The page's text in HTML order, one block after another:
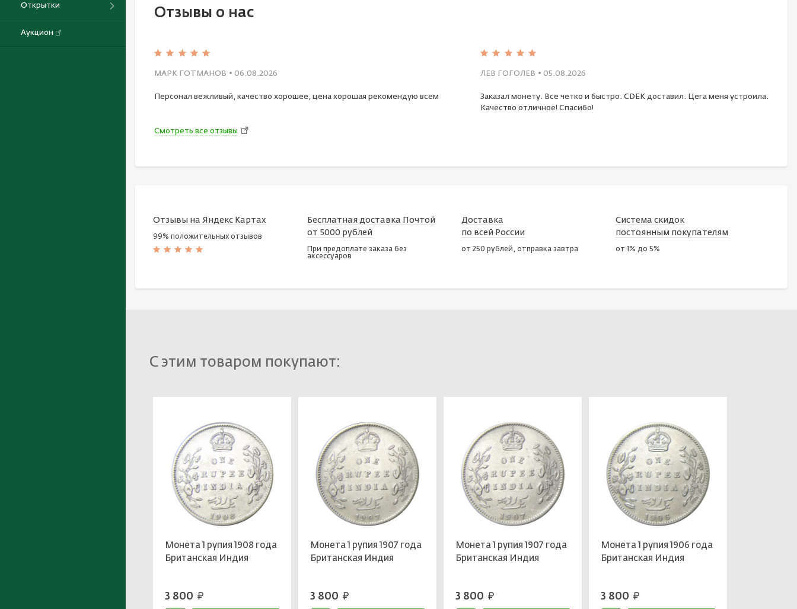
Открытки
Аукцион
Отзывы о нас
МАРК ГОТМАНОВ • 06.08.2026
Персонал вежливый, качество хорошее, цена хорошая рекомендую всем
ЛЕВ ГОГОЛЕВ • 05.08.2026
Заказал монету. Все четко и быстро. CDEK доставил. Цега меня устроила.
Качество отличное! Спасибо!
Смотреть все отзывы
Отзывы на Яндекс Картах
99% положительных отзывов
Бесплатная доставка Почтой
от 5000 рублей
При предоплате заказа без
аксессуаров
Доставка
по всей России
от 250 рублей, отправка завтра
Система скидок
постоянным покупателям
от 1% до 5%
С этим товаром покупают:
Монета 1 рупия 1908 года
Британская Индия
3 800 руб.
Монета 1 рупия 1907 года
Британская Индия
3 800 руб.
Монета 1 рупия 1907 года
Британская Индия
3 800 руб.
Монета 1 рупия 1906 года
Британская Индия
3 800 руб.